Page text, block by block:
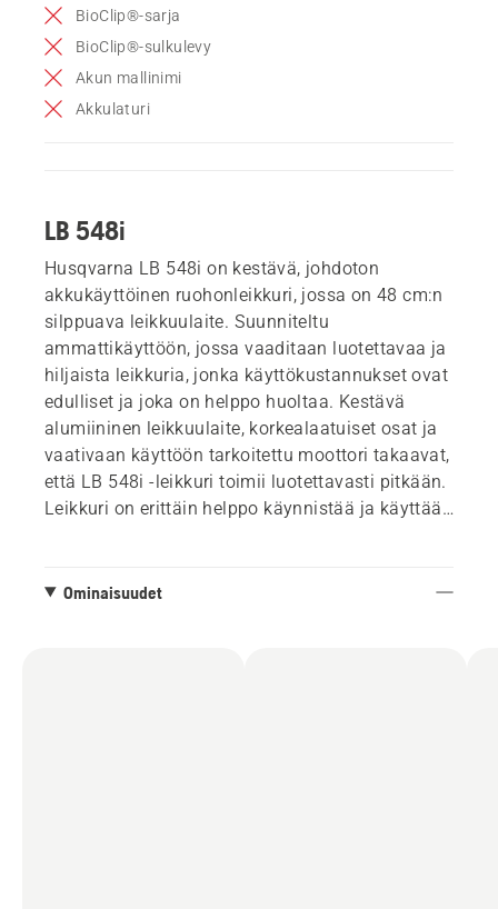
BioClip®-sarja
BioClip®-sulkulevy
Akun mallinimi
Akkulaturi
LB 548i
Husqvarna LB 548i on kestävä, johdoton
akkukäyttöinen ruohonleikkuri, jossa on 48 cm:n
silppuava leikkuulaite. Suunniteltu
ammattikäyttöön, jossa vaaditaan luotettavaa ja
hiljaista leikkuria, jonka käyttökustannukset ovat
edulliset ja joka on helppo huoltaa. Kestävä
alumiininen leikkuulaite, korkealaatuiset osat ja
vaativaan käyttöön tarkoitettu moottori takaavat,
että LB 548i -leikkuri toimii luotettavasti pitkään.
Leikkuri on erittäin helppo käynnistää ja käyttää
aktiivinen jäähdytys mahdollistavat myös
Ominaisuudet